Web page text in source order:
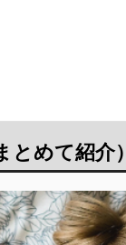
とめて紹介）